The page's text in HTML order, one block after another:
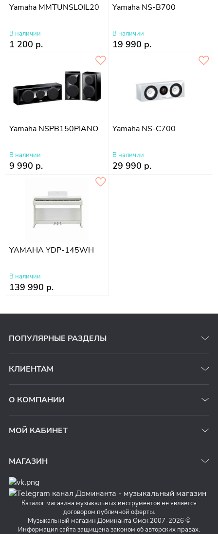
Yamaha MMTUNSLOIL20
В наличии
1 200 р.
Yamaha NS-B700
В наличии
19 990 р.
Yamaha NSPB150PIANO
В наличии
9 990 р.
Yamaha NS-C700
В наличии
29 990 р.
YAMAHA YDP-145WH
В наличии
139 990 р.
ПОПУЛЯРНЫЕ РАЗДЕЛЫ
КЛИЕНТАМ
О КОМПАНИИ
МОЙ КАБИНЕТ
МАГАЗИН
Каталог магазина музыкальных инструментов не является
договором публичной оферты.
Музыкальный магазин Доминанта Омск 2007-2026 ©
Информация сайта защищена законом об авторских правах.